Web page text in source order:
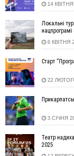
18:07
У Франківську
образив матір
17:40
У горах на
17:04
Пільгова
16:24
Калуський
Україну на
15:35
ВІДЕО Що
осіннього
15:03
У Коломиї до
через
14:42
СБУ
для замахів на
14 КВІТНЯ
Локальні
6 КВІТНЯ
Старт
22
3 СІЧНЯ
Театр
2025